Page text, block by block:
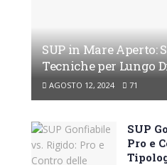
SUP in Mare Aperto:
Tecniche per Lungo
AGOSTO 12, 2024 71
SUP
Pro e